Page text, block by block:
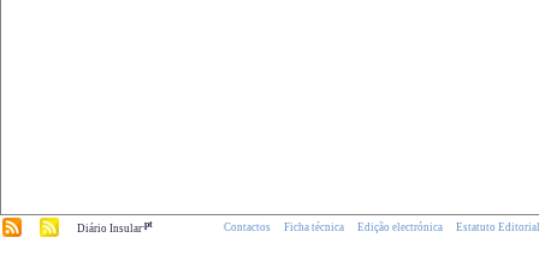
Diário Insular.pt Contactos Ficha técnica Edição electrónica Estatuto Editorial